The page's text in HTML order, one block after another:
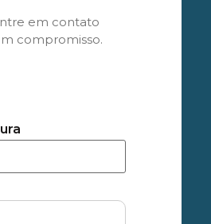
em contato
compromisso.